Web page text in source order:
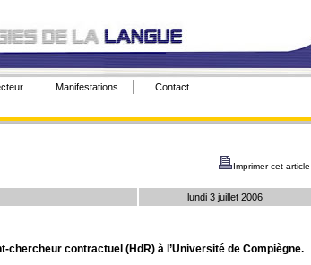
Manifestations Contact
Imprimer cet article
lundi 3 juillet 2006
contractuel (HdR) à l’Université de Compiègne.